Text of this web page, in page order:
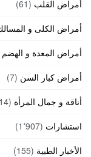
أمراض القلب (61)
أمراض الكلى و المسالك
أمراض المعدة و الهضم
أمراض كبار السن (7)
أناقة و جمال المرأة (14)
استشارات (1٬907)
الأخبار الطبية (155)